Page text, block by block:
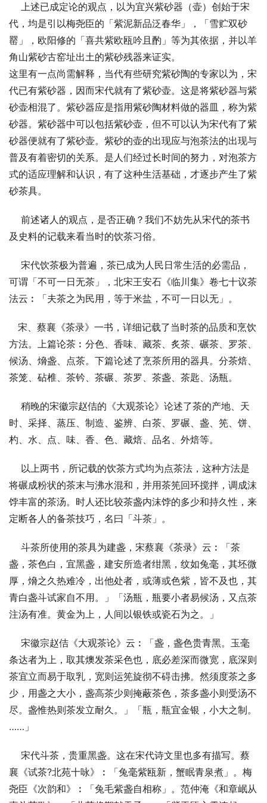
上述已成定论的观点，以为宜兴紫砂器（壶）创始于宋
代，均是引以梅尧臣的「紫泥新品泛春华」，「雪贮双砂
罂」，欧阳修的「喜共紫欧瓯吟且酌」等为其依据，并以羊
角山紫砂古窑址出土的紫砂残器来证实。
这里有一点尚需解释，当代有些研究紫砂陶的专家以为，宋
代已有紫砂器，因而宋代就有了紫砂壶。这是将紫砂器与紫
砂壶相混了。紫砂器应是指用紫砂陶材料做的器皿，称为紫
砂器。紫砂器中可以包括紫砂壶，但不可以认为宋代有了紫
砂器便就有了紫砂壶。紫砂的壶的出现应与泡茶法的出现与
普及有着密切的关系。是人们经过长时间的努力，对泡茶方
式的适应理解和认识，有了这种生活基础，才逐步产生了紫
砂茶具。
前述诸人的观点，是否正确？我们不妨先从宋代的茶书
及史料的记载来看当时的饮茶习俗。
宋代饮茶极为普遍，茶已成为人民日常生活的必需品，
可谓「不可一日无茶」，北宋王安石《临川集》卷七十议茶
法云︰「夫茶之为民用，等于米盐，不可一日以无」。
宋、蔡襄《茶录》一书，详细记载了当时茶的品质和烹饮
方法。上篇论茶︰分色、香味、藏茶、炙茶、碾茶、罗茶、
候汤、熁盏、点茶。下篇论述了烹茶所用的器具。分茶焙、
茶笼、砧椎、茶钤、茶碾、茶罗、茶盏、茶匙、汤瓶。
稍晚的宋徽宗赵佶的《大观茶论》论述了茶的产地、天
时、采择、蒸压、制造、鉴辨、白茶、罗碾、盏、筅、饼、
杓、水、点、味、香、色、藏焙、品名、外焙等。
以上两书，所记载的饮茶方式均为点茶法，这种方法是
将碾成粉状的茶末与沸水混和，并用茶筅回环搅拌，调成沫
饽丰富的茶汤。时人还比较茶盏内沫饽的多少和持久性，来
定断各人的备茶技巧，名曰「斗茶」。
斗茶所使用的茶具为建盏，宋蔡襄《茶录》云︰「茶
盏，茶色白，宜黑盏，建安所造者绀黑，纹如兔毫，其坯微
厚，熁之久热难冷，出他处者，或薄或色紫，皆不及也，其
青白盏斗试家自不用。」「汤瓶，瓶要小者易候汤，又点茶
注汤有准。黄金为上，人间以银铁或瓷石为之。」
宋徽宗赵佶《大观茶论》云︰「盏，盏色贵青黑。玉毫
条达者为上，取其燠发茶采色也，底必差深而微宽，底深则
茶宜立而易于取乳，宽则运筅旋彻不碍击拂。然须度茶之多
少，用盏之大小，盏高茶少则掩蔽茶色，茶多盏小则受汤不
尽。盏惟热则茶发立耐久。」「瓶，瓶宜金银，小大之制。
……」
宋代斗茶，贵重黑盏。这在宋代诗文里也多有描写。蔡
襄《试茶?北苑十咏》︰「兔毫紫瓯新，蟹眠青泉煮」。梅
尧臣《次韵和》︰「兔毛紫盏自相称」。范仲淹《和章岷从